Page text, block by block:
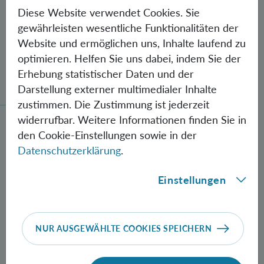
Gegen Fehler geschützte Quantenbits
verschränkt
Neue Methode zur Herstellung verschränkter
Diese Website verwendet Cookies. Sie
gewährleisten wesentliche Funktionalitäten der
Website und ermöglichen uns, Inhalte laufend zu
optimieren. Helfen Sie uns dabei, indem Sie der
Erhebung statistischer Daten und der
Darstellung externer multimedialer Inhalte
zustimmen. Die Zustimmung ist jederzeit
widerrufbar. Weitere Informationen finden Sie in
den Cookie-Einstellungen sowie in der
Datenschutzerklärung.
Einstellungen
NUR AUSGEWÄHLTE COOKIES SPEICHERN